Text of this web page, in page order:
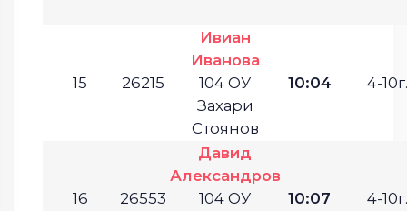
15 26215
Ивиан
Иванова
104 ОУ
Захари
Стоянов
10:04 4-10г.
16 26553
Давид
Александров
104 ОУ
10:07 4-10г.